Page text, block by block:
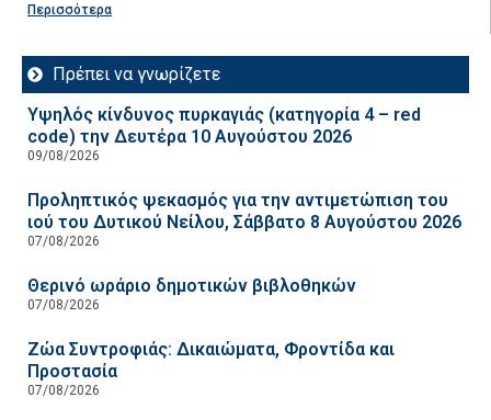
Περισσότερα
Πρέπει να γνωρίζετε
Υψηλός κίνδυνος πυρκαγιάς (κατηγορία 4 – red
code) την Δευτέρα 10 Αυγούστου 2026
09/08/2026
Προληπτικός ψεκασμός για την αντιμετώπιση του
ιού του Δυτικού Νείλου, Σάββατο 8 Αυγούστου 2026
07/08/2026
Θερινό ωράριο δημοτικών βιβλοθηκών
07/08/2026
Ζώα Συντροφιάς: Δικαιώματα, Φροντίδα και
Προστασία
07/08/2026